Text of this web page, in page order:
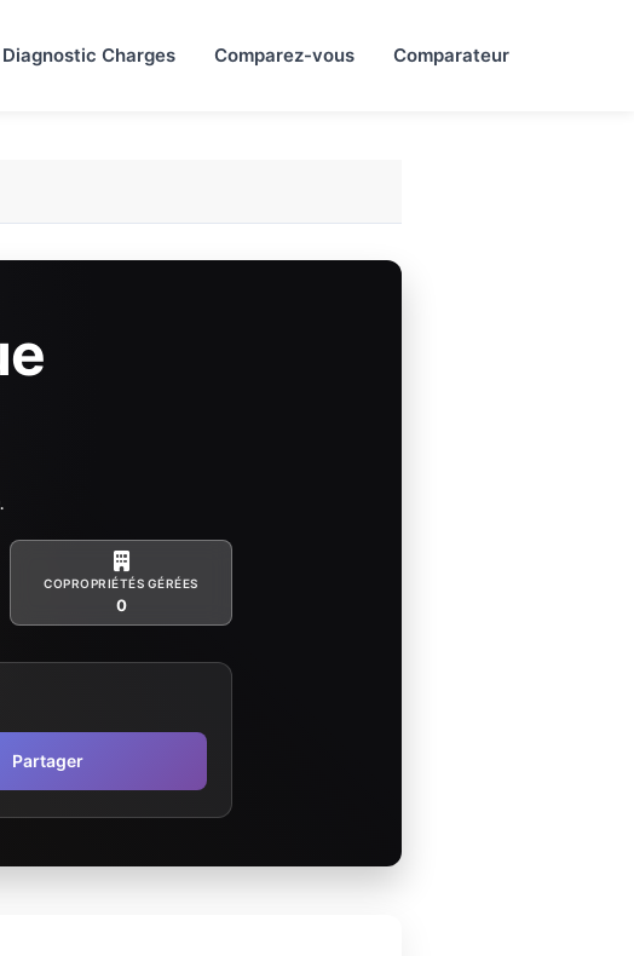
Diagnostic Charges Comparez-vous Comparateur
COPROPRIÉTÉS GÉRÉES
0
Partager